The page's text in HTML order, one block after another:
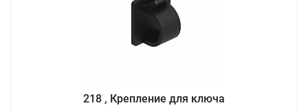
218 , Крепление для ключа